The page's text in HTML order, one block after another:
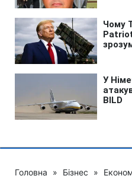
Головна » Бізнес »